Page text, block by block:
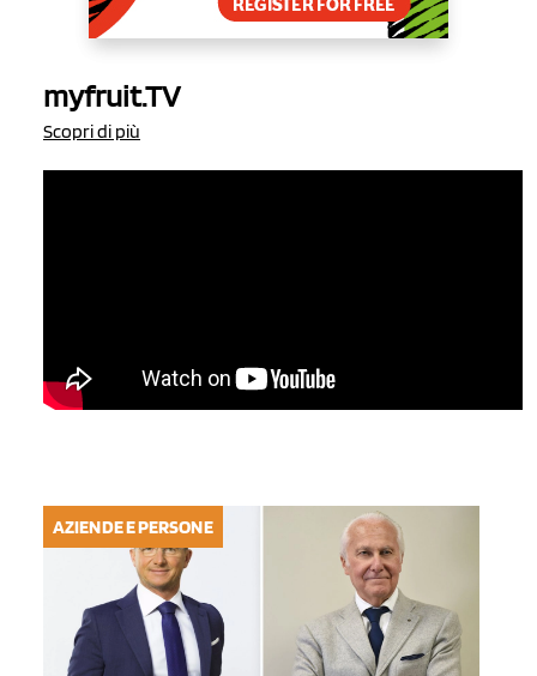
myfruit.TV
Scopri di più
AZIENDE E PERSONE